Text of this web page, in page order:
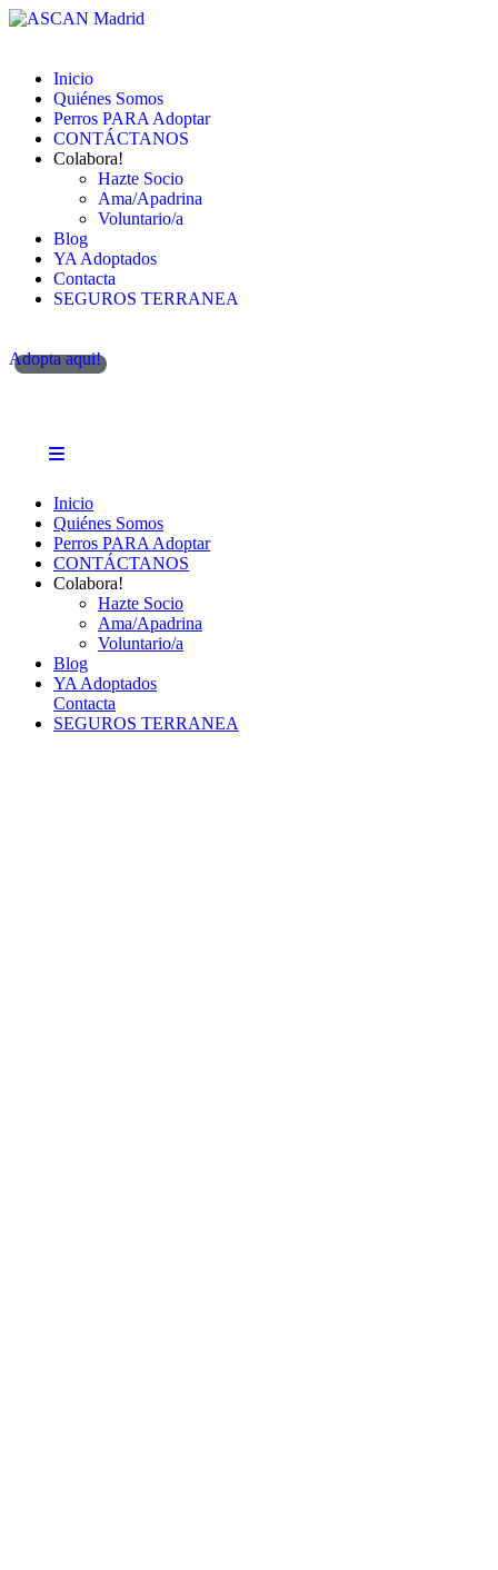
Inicio
Quiénes Somos
Perros PARA Adoptar
CONTÁCTANOS
Colabora!
Hazte Socio
Ama/Apadrina
Voluntario/a
Blog
YA Adoptados
Contacta
SEGUROS TERRANEA
Adopta aqui!
Inicio
Quiénes Somos
Perros PARA Adoptar
CONTÁCTANOS
Colabora!
Hazte Socio
Ama/Apadrina
Voluntario/a
Blog
YA Adoptados
Contacta
SEGUROS TERRANEA